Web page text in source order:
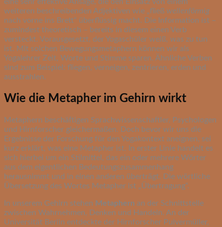
weiteren beschreibenden Adjektiven wie „fließ wellenförmig
nach vorne ins Brett“ überflüssig macht. Die Information ist –
zumindest theoretisch – bereits in diesem einen Verb
versteckt. Vorausgesetzt, der Yogaschüler weiß, was zu tun
ist. Mit solchen Bewegungsmetaphern können wir als
Yogalehrer Zeit, Worte und Stimme sparen. Ähnliche Verben
sind zum Beispiel: fliegen, verneigen, zentrieren, erden und
ausstrahlen.
Wie die Metapher im Gehirn wirkt
Metaphern beschäftigen Sprachwissenschaftler, Psychologen
und Hirnforscher gleichermaßen. Doch bevor wir uns die
Ergebnisse der Forschung für den Yogakontext aneignen, sei
kurz erklärt, was eine Metapher ist. In erster Linie handelt es
sich hierbei um ein Stilmittel, das ein oder mehrere Wörter
aus dem eigentlichen Bedeutungszusammenhang
herausnimmt und in einen anderen überträgt. Die wörtliche
Übersetzung des Wortes Metapher ist „Übertragung“.
In unserem Gehirn stehen Metaphern an der Schnittstelle
zwischen Wahrnehmen, Denken und Handeln. An der
Universität Berlin entdeckte der Hirnforscher Pulvermüller,